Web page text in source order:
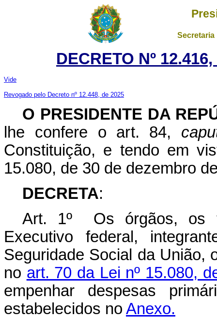
DECRETO Nº
Vide
Revogado pelo Decreto nº 12.448, de 2025
O PRESIDENTE DA
lhe confere o art. 84,
Constituição, e tendo em
15.080, de 30 de dezembro
DECRETA:
Art. 1º Os órgãos, os
Executivo federal,
Seguridade Social da União,
no art. 70 da Lei nº 15.080,
empenhar despesas
estabelecidos no Anexo.